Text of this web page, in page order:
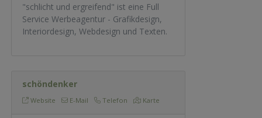
"schlicht und ergreifend" ist eine Full
Service Werbeagentur - Grafikdesign,
Interiordesign, Webdesign und Texten.
schöndenker
Website E-Mail Telefon Karte